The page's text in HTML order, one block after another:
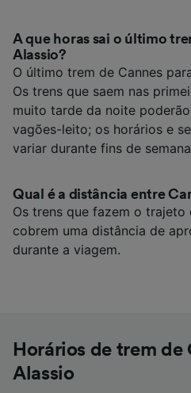
A que horas sai o último
Alassio?
O último trem de Cannes
Os trens que saem nas
muito tarde da noite
vagões-leito; os horários e
variar durante fins de
Qual é a distância entre
Os trens que fazem o trajeto
cobrem uma distância de
durante a viagem.
Horários de trem de
Alassio